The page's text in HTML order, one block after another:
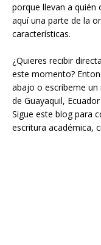
porque llevan a quién
aquí una parte de la
características.
¿Quieres recibir
este momento?
abajo o escríbeme
de Guayaquil, Ecuador
Sigue este blog para
escritura académica,